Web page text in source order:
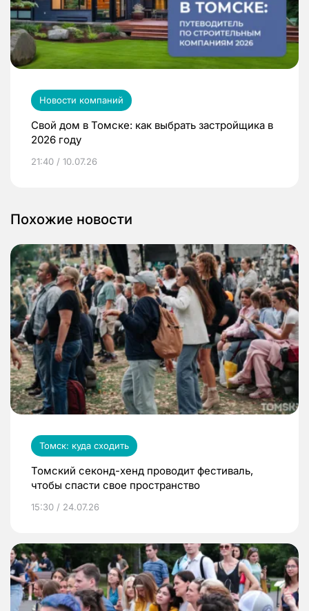
Новости компаний
Свой дом в Томске: как выбрать застройщика в
2026 году
21:40 / 10.07.26
Похожие новости
Томск: куда сходить
Томский секонд-хенд проводит фестиваль,
чтобы спасти свое пространство
15:30 / 24.07.26